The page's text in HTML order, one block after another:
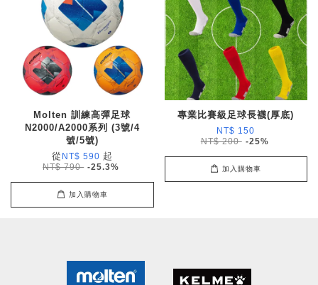
Molten 訓練高彈足球
N2000/A2000系列 (3號/4
號/5號)
從 NT$ 590 起
NT$ 790 -25.3%
加入購物車
專業比賽級足球長襪(厚底)
NT$ 150
NT$ 200 -25%
加入購物車